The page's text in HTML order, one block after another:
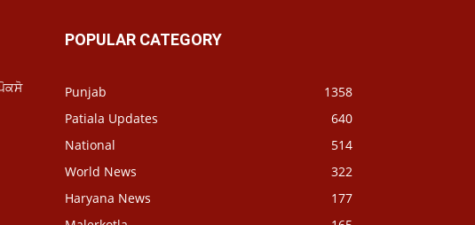
ਪੋਕਸੋ
POPULAR CATEGORY
Punjab
1358
Patiala Updates
640
National
514
World News
322
Haryana News
177